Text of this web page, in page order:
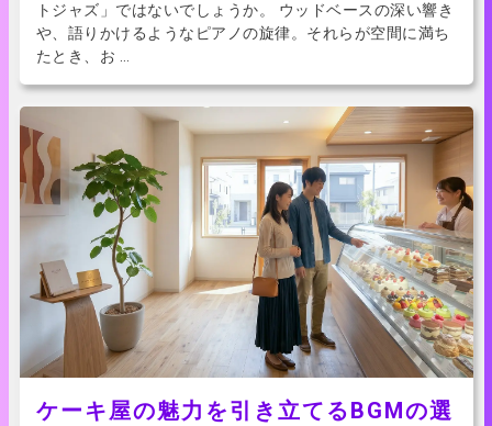
トジャズ」ではないでしょうか。 ウッドベースの深い響き
や、語りかけるようなピアノの旋律。それらが空間に満ち
たとき、お …
ケーキ屋の魅力を引き立てるBGMの選